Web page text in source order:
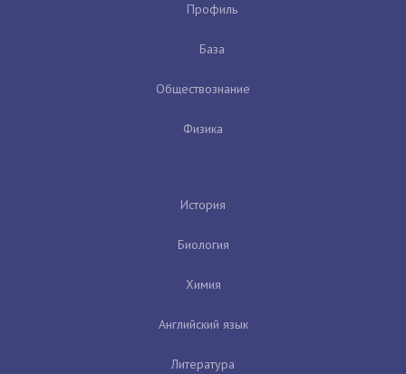
Профиль
База
Обществознание
Физика
История
Биология
Химия
Английский язык
Литература